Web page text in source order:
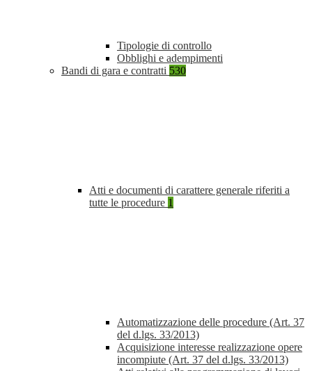
Tipologie di controllo
Obblighi e adempimenti
Bandi di gara e contratti 530
Atti e documenti di carattere generale riferiti a
tutte le procedure 1
Automatizzazione delle procedure (Art. 37
del d.lgs. 33/2013)
Acquisizione interesse realizzazione opere
incompiute (Art. 37 del d.lgs. 33/2013)